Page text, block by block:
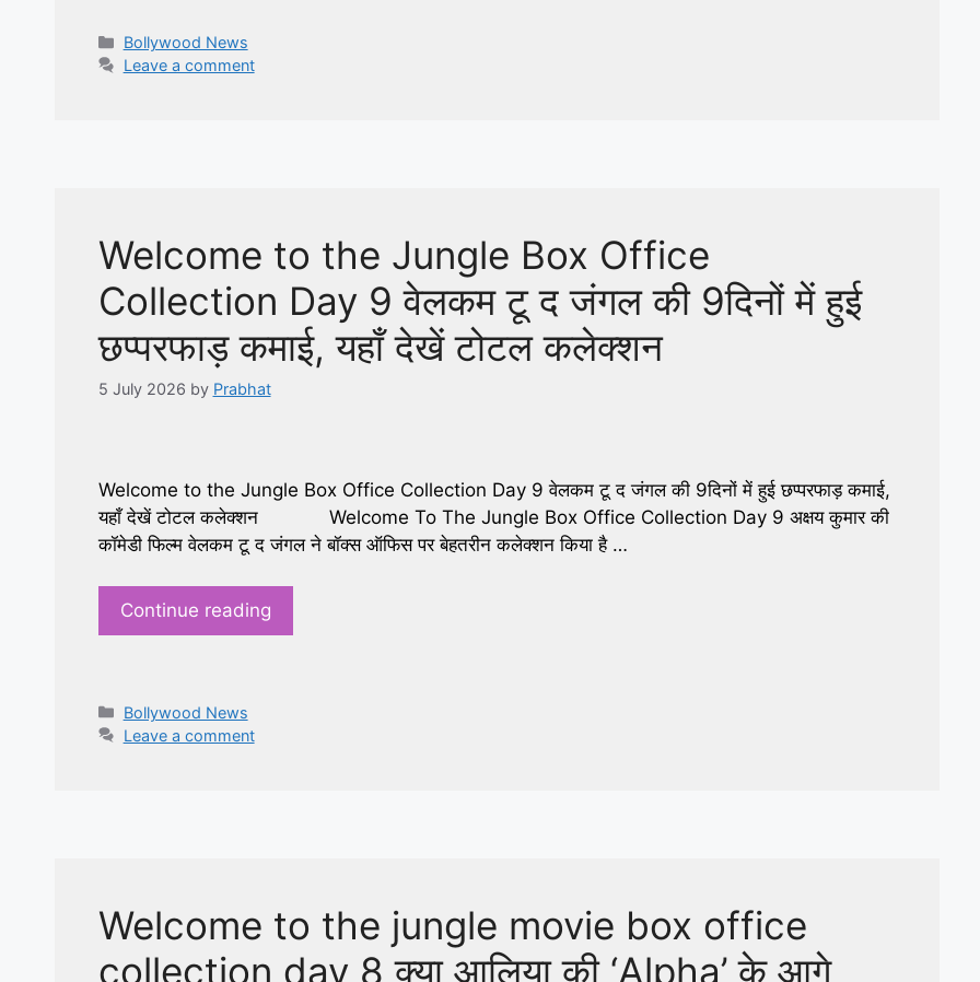
Categories
Bollywood News
Leave a comment
Welcome to the Jungle Box Office
Collection Day 9 वेलकम टू द जंगल की 9दिनों में हुई
छप्परफाड़ कमाई, यहाँ देखें टोटल कलेक्शन
5 July 2026 by Prabhat
Welcome to the Jungle Box Office Collection Day 9 वेलकम टू द जंगल की 9दिनों में हुई छप्परफाड़ कमाई,
यहाँ देखें टोटल कलेक्शन Welcome To The Jungle Box Office Collection Day 9 अक्षय कुमार की
कॉमेडी फिल्म वेलकम टू द जंगल ने बॉक्स ऑफिस पर बेहतरीन कलेक्शन किया है …
Continue reading
Categories
Bollywood News
Leave a comment
Welcome to the jungle movie box office
collection day 8 क्या आलिया की ‘Alpha’ के आगे